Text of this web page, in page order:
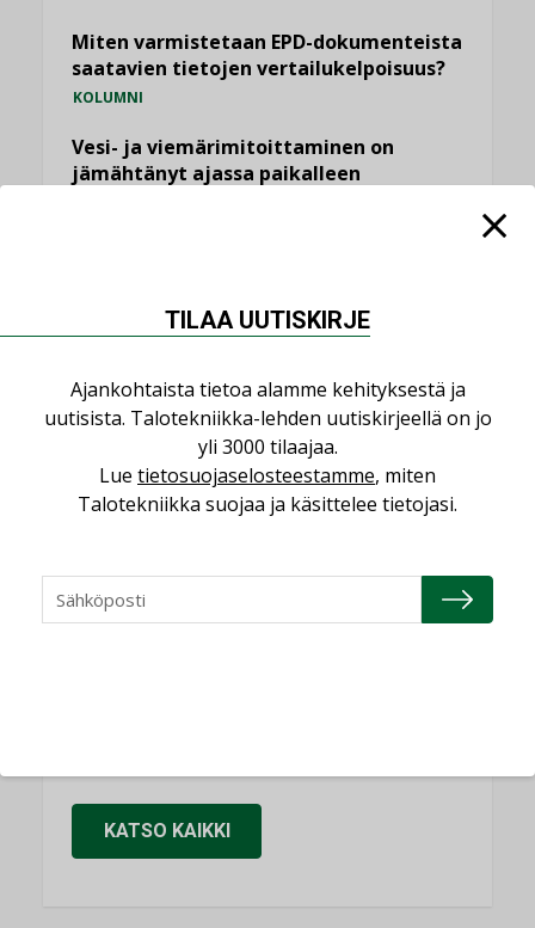
Miten varmistetaan EPD-dokumenteista
saatavien tietojen vertailukelpoisuus?
KOLUMNI
Vesi- ja viemärimitoittaminen on
jämähtänyt ajassa paikalleen
NIMITYKSET
Consti
Refair
NIMITYKSET
KATSO KAIKKI
TILAA UUTISKIRJE
Ajankohtaista tietoa alamme kehityksestä ja
uutisista. Talotekniikka-lehden uutiskirjeellä on jo
yli 3000 tilaajaa.
Lue tietosuojaselosteestamme, miten
Talotekniikka suojaa ja käsittelee tietojasi.